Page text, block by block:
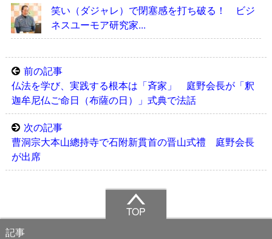
笑い（ダジャレ）で閉塞感を打ち破る！ ビジ
ネスユーモア研究家...
前の記事
仏法を学び、実践する根本は「斉家」 庭野会長が「釈
迦牟尼仏ご命日（布薩の日）」式典で法話
次の記事
曹洞宗大本山總持寺で石附新貫首の晋山式禮 庭野会長
が出席
TOP
記事